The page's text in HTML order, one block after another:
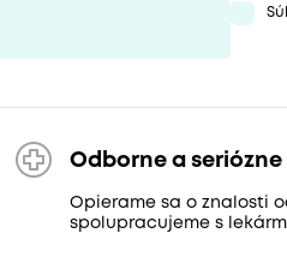
Odborne a seriózne
Opierame sa o znalosti
spolupracujeme s